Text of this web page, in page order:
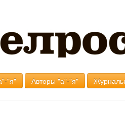
"я" Авторы "а"-"я"